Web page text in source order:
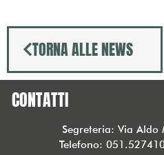
TORNA ALLE NEWS
CONTATTI
Segreteria: Via Aldo
Telefono: